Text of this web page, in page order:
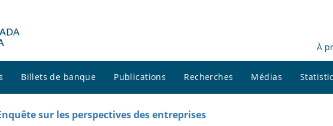
À
Billets de banque Publications Recherches Médias
sur les perspectives des entreprises